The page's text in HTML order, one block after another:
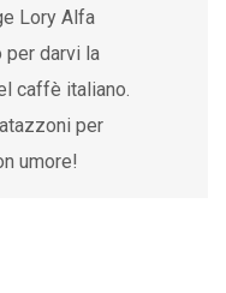
Lory Alfa
per darvi la
caffè italiano.
per
umore!